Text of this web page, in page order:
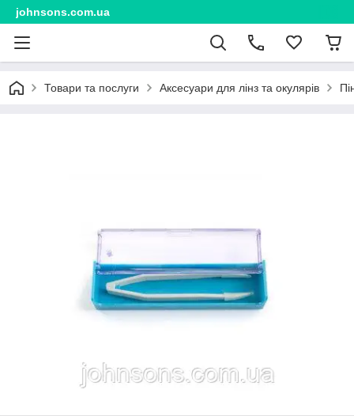
johnsons.com.ua
Товари та послуги Аксесуари для лінз та окулярів